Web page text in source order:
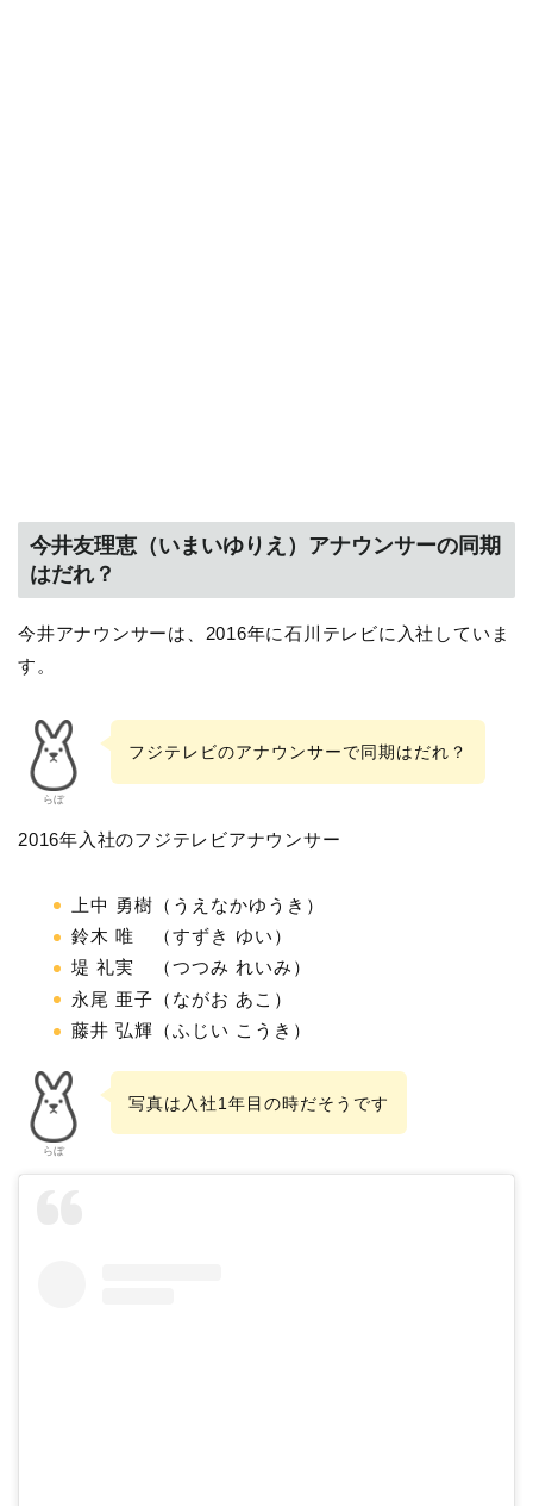
今井友理恵（いまいゆりえ）アナウンサーの同期
はだれ？
今井アナウンサーは、2016年に石川テレビに入社していま
す。
らぼ
フジテレビのアナウンサーで同期はだれ？
2016年入社のフジテレビアナウンサー
上中 勇樹（うえなかゆうき）
鈴木 唯 （すずき ゆい）
堤 礼実 （つつみ れいみ）
永尾 亜子（ながお あこ）
藤井 弘輝（ふじい こうき）
らぼ
写真は入社1年目の時だそうです